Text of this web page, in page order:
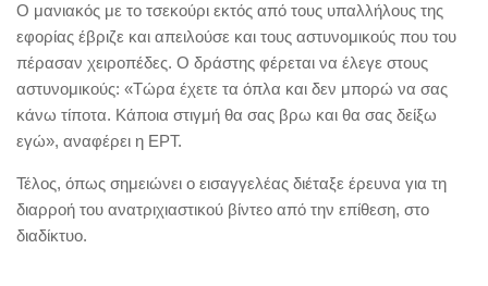
Ο μανιακός με το τσεκούρι εκτός από τους υπαλλήλους της
εφορίας έβριζε και απειλούσε και τους αστυνομικούς που του
πέρασαν χειροπέδες. Ο δράστης φέρεται να έλεγε στους
αστυνομικούς: «Τώρα έχετε τα όπλα και δεν μπορώ να σας
κάνω τίποτα. Κάποια στιγμή θα σας βρω και θα σας δείξω
εγώ», αναφέρει η ΕΡΤ.
Τέλος, όπως σημειώνει ο εισαγγελέας διέταξε έρευνα για τη
διαρροή του ανατριχιαστικού βίντεο από την επίθεση, στο
διαδίκτυο.